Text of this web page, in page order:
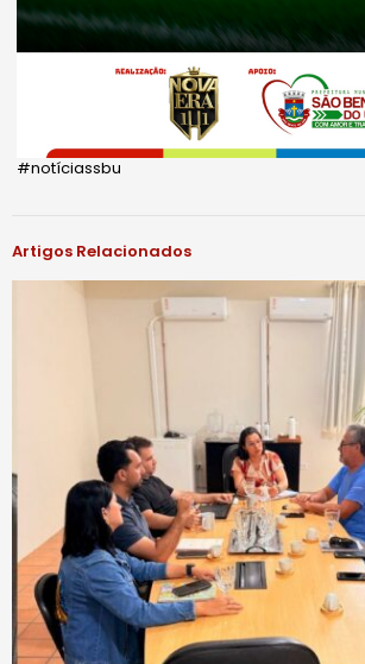
#notíciassbu
Artigos Relacionados